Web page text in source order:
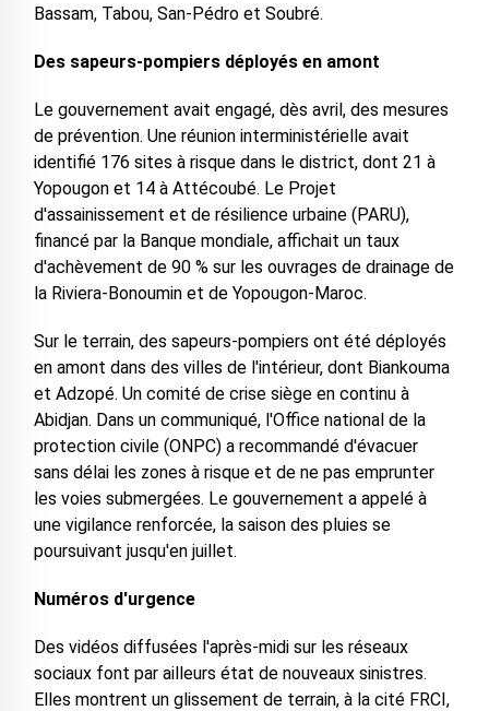
Bassam, Tabou, San-Pédro et Soubré.
Des sapeurs-pompiers déployés en amont
Le gouvernement avait engagé, dès avril, des mesures
de prévention. Une réunion interministérielle avait
identifié 176 sites à risque dans le district, dont 21 à
Yopougon et 14 à Attécoubé. Le Projet
d'assainissement et de résilience urbaine (PARU),
financé par la Banque mondiale, affichait un taux
d'achèvement de 90 % sur les ouvrages de drainage de
la Riviera-Bonoumin et de Yopougon-Maroc.
Sur le terrain, des sapeurs-pompiers ont été déployés
en amont dans des villes de l'intérieur, dont Biankouma
et Adzopé. Un comité de crise siège en continu à
Abidjan. Dans un communiqué, l'Office national de la
protection civile (ONPC) a recommandé d'évacuer
sans délai les zones à risque et de ne pas emprunter
les voies submergées. Le gouvernement a appelé à
une vigilance renforcée, la saison des pluies se
poursuivant jusqu'en juillet.
Numéros d'urgence
Des vidéos diffusées l'après-midi sur les réseaux
sociaux font par ailleurs état de nouveaux sinistres.
Elles montrent un glissement de terrain, à la cité FRCI,